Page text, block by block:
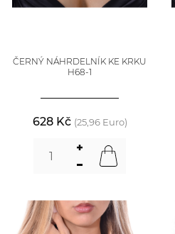
ČERNÝ NÁHRDELNÍK KE KRKU
H68-1
628 Kč (25,96 Euro)